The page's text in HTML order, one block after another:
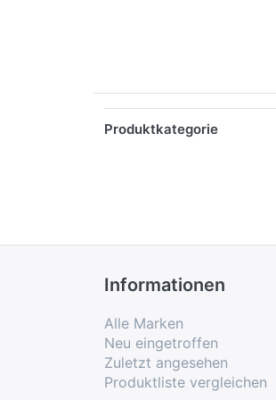
Produktkategorie
Informationen
Alle Marken
Neu eingetroffen
Zuletzt angesehen
Produktliste vergleichen